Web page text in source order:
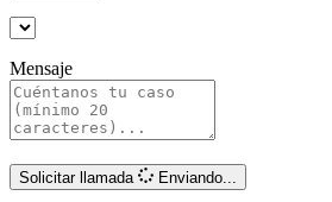
Mensaje
Solicitar llamada Enviando...